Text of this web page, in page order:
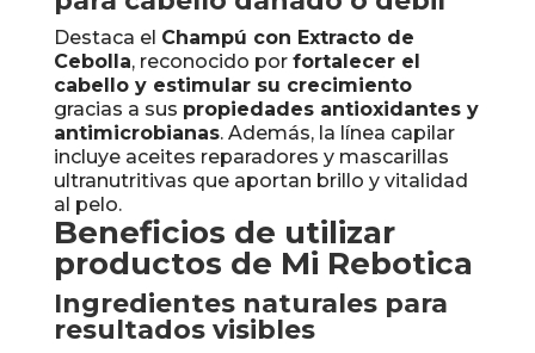
Destaca el Champú con Extracto de
Cebolla, reconocido por fortalecer el
cabello y estimular su crecimiento
gracias a sus propiedades antioxidantes y
antimicrobianas. Además, la línea capilar
incluye aceites reparadores y mascarillas
ultranutritivas que aportan brillo y vitalidad
al pelo.
Beneficios de utilizar
productos de Mi Rebotica
Ingredientes naturales para
resultados visibles